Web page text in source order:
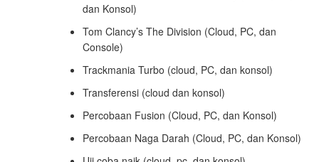
dan Konsol)
Tom Clancy’s The Division (Cloud, PC, dan
Console)
Trackmania Turbo (cloud, PC, dan konsol)
Transferensi (cloud dan konsol)
Percobaan Fusion (Cloud, PC, dan Konsol)
Percobaan Naga Darah (Cloud, PC, dan Konsol)